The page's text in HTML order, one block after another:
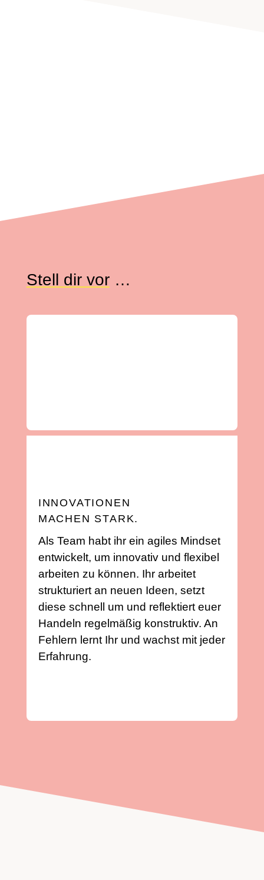
Stell dir vor…
INNOVATIONEN
MACHEN STARK.
Als Team habt ihr ein agiles Mindset
entwickelt, um innovativ und flexibel
arbeiten zu können. Ihr arbeitet
strukturiert an neuen Ideen, setzt
diese schnell um und reflektiert euer
Handeln regelmäßig konstruktiv. An
Fehlern lernt Ihr und wachst mit jeder
Erfahrung.